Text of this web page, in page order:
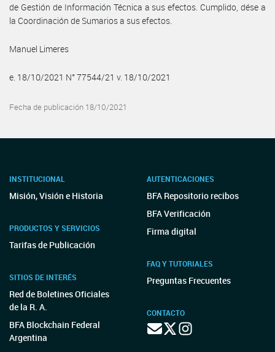
de Gestión de Información Técnica a sus efectos. Cumplido, dése a
la Coordinación de Sumarios a sus efectos.
Manuel Limeres
e. 18/10/2021 N° 77544/21 v. 18/10/2021
Fecha de publicación 18/10/2021
INSTITUCIONAL
Misión, Visión e Historia
PRODUCTOS Y SERVICIOS
Tarifas de Publicación
SITIOS DE INTERÉS
Red de Boletines Oficiales
de la R. A.
BFA Blockchain Federal
Argentina
AUTENTICACIONES
BFA Repositorio recibos
BFA Verificación
Firma digital
FAQ Y TUTORIALES
Preguntas Frecuentes
CONTACTO